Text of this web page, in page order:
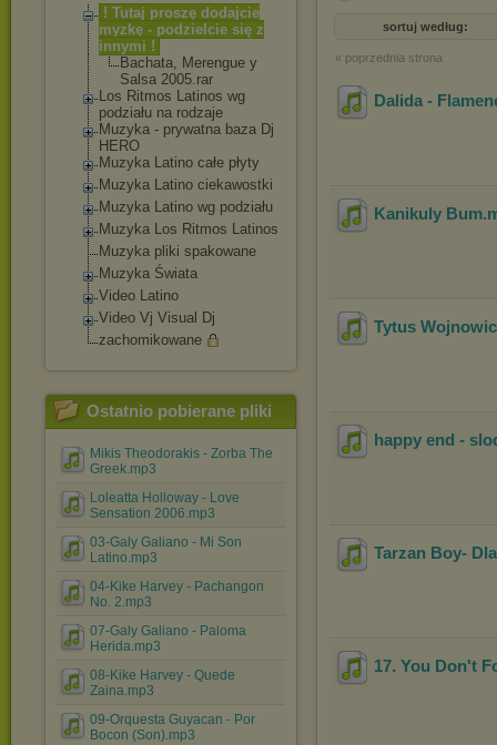
! Tutaj proszę dodajcie
myzkę - podzielcie się z
innymi !
Bachata, Merengue y
Salsa 2005.rar
Los Ritmos Latinos wg
podziału na rodzaje
Muzyka - prywatna baza Dj
HERO
Muzyka Latino całe płyty
Muzyka Latino ciekawostki
Muzyka Latino wg podziału
Muzyka Los Ritmos Latinos
Muzyka pliki spakowane
Muzyka Świata
Video Latino
Video Vj Visual Dj
zachomikowane
Ostatnio pobierane pliki
Mikis Theodorakis - Zorba The
Greek.mp3
Loleatta Holloway - Love
Sensation 2006.mp3
03-Galy Galiano - Mi Son
Latino.mp3
04-Kike Harvey - Pachangon
No. 2.mp3
07-Galy Galiano - Paloma
Herida.mp3
08-Kike Harvey - Quede
Zaina.mp3
09-Orquesta Guyacan - Por
Bocon (Son).mp3
sortuj według:
« poprzednia strona
Dalida -
Kanikuly Bum
Tytus
happy end -
Tarzan Boy-
17. You Don't